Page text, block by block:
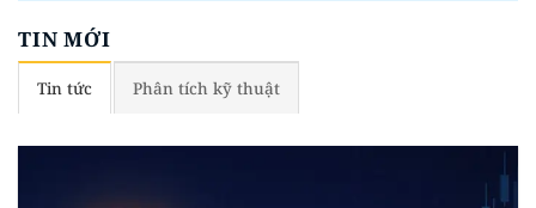
TIN MỚI
Tin tức Phân tích kỹ thuật